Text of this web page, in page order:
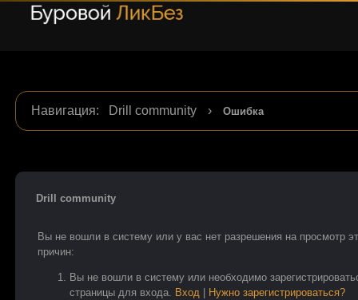
Навигация: Drill community › Ошибка
Drill community
Вы не вошли в систему или у вас нет разрешения на просмотр
причин:
Вы не вошли в систему или необходимо
страницы для входа. Вход|
Нужно зарегистрироваться?